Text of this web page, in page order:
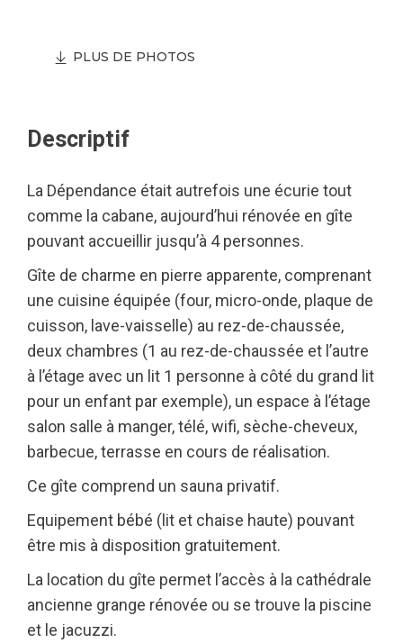
PLUS DE PHOTOS
Descriptif
La Dépendance était autrefois une écurie tout
comme la cabane, aujourd’hui rénovée en gîte
pouvant accueillir jusqu’à 4 personnes.
Gîte de charme en pierre apparente, comprenant
une cuisine équipée (four, micro-onde, plaque de
cuisson, lave-vaisselle) au rez-de-chaussée,
deux chambres (1 au rez-de-chaussée et l’autre
à l’étage avec un lit 1 personne à côté du grand lit
pour un enfant par exemple), un espace à l’étage
salon salle à manger, télé, wifi, sèche-cheveux,
barbecue, terrasse en cours de réalisation.
Ce gîte comprend un sauna privatif.
Equipement bébé (lit et chaise haute) pouvant
être mis à disposition gratuitement.
La location du gîte permet l’accès à la cathédrale
ancienne grange rénovée ou se trouve la piscine
et le jacuzzi.